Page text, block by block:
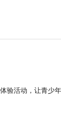
验活动，让青少